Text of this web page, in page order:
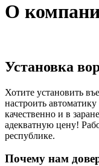
О
Установка
Хотите установить
настроить
качественно и в
адекватную цену!
республике.
Почему нам